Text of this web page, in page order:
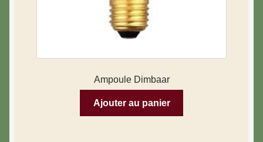
Ampoule Dimbaar
Ajouter au panier